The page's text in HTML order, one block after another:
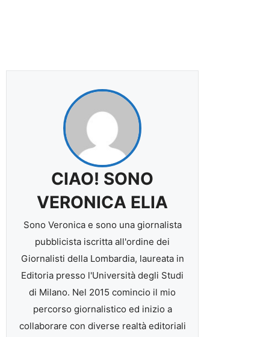
CIAO! SONO
VERONICA ELIA
Sono Veronica e sono una giornalista
pubblicista iscritta all'ordine dei
Giornalisti della Lombardia, laureata in
Editoria presso l'Università degli Studi
di Milano. Nel 2015 comincio il mio
percorso giornalistico ed inizio a
collaborare con diverse realtà editoriali